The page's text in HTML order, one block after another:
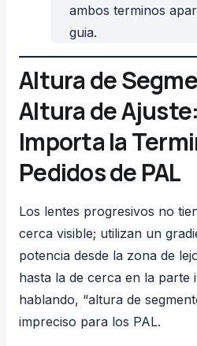
ambos terminos
guia.
Altura de
Altura de
Importa la
Pedidos de PAL
Los lentes progresivos no
cerca visible; utilizan un
potencia desde la zona de
hasta la de cerca en la parte
hablando, “altura de
impreciso para los PAL.